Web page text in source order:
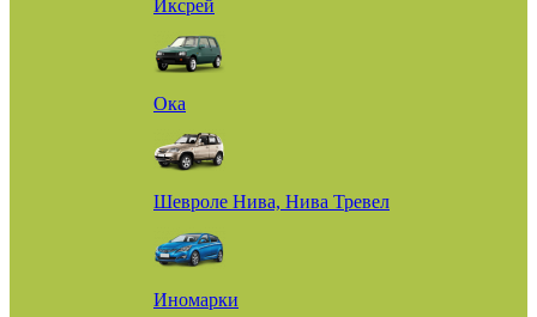
Иксрей
Ока
Шевроле Нива, Нива Тревел
Иномарки